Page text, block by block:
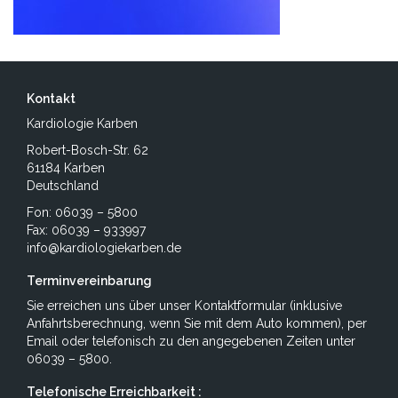
Kontakt
Kardiologie Karben
Robert-Bosch-Str. 62
61184 Karben
Deutschland
Fon: 06039 – 5800
Fax: 06039 – 933997
info@kardiologiekarben.de
Terminvereinbarung
Sie erreichen uns über unser Kontaktformular (inklusive
Anfahrtsberechnung, wenn Sie mit dem Auto kommen), per
Email
oder telefonisch zu den angegebenen Zeiten unter
06039 – 5800.
Telefonische Erreichbarkeit :